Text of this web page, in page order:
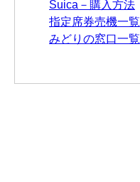
Suica－購入方法
指定席券売機一覧
みどりの窓口一覧